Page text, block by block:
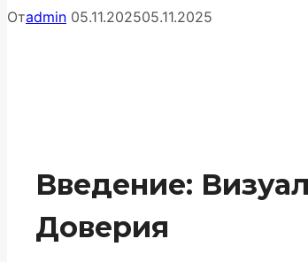
Отadmin 05.11.202505.11.2025
Введение:
Доверия